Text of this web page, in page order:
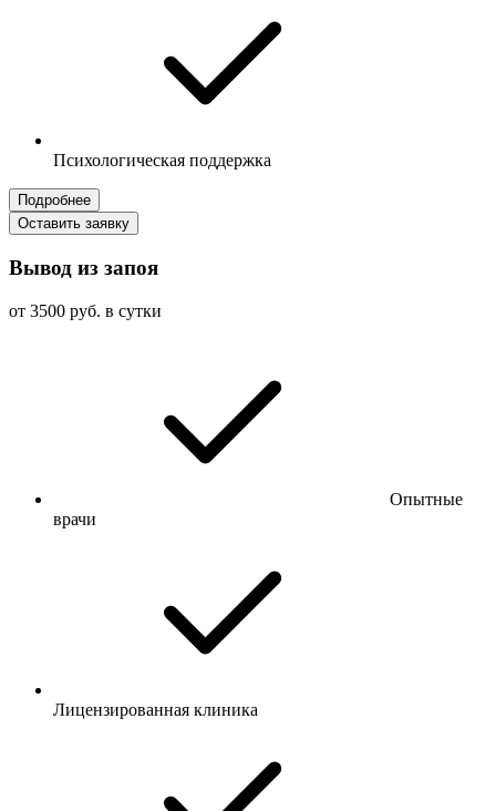
Психологическая поддержка
Подробнее
Оставить заявку
Вывод из запоя
от 3500 руб. в сутки
Опытные
врачи
Лицензированная клиника